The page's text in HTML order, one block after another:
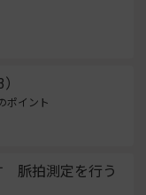
ポイント
脈拍測定を行う